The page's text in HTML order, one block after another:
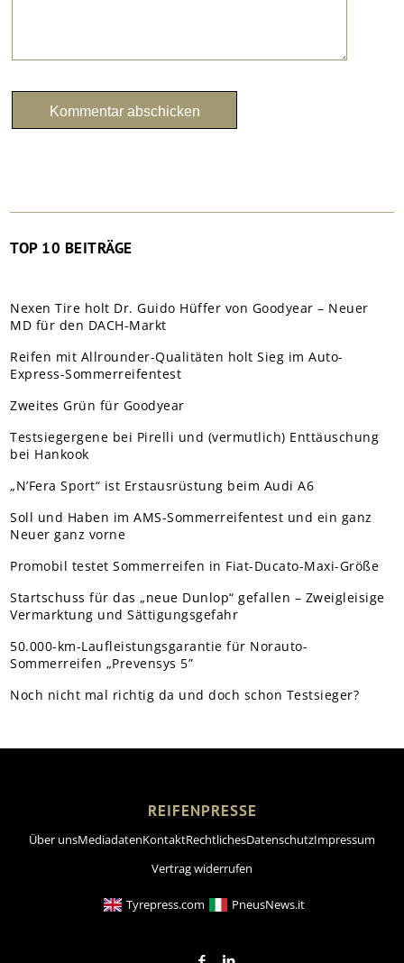
TOP 10 BEITRÄGE
Nexen Tire holt Dr. Guido Hüffer von Goodyear – Neuer
MD für den DACH-Markt
Reifen mit Allrounder-Qualitäten holt Sieg im Auto-
Express-Sommerreifentest
Zweites Grün für Goodyear
Testsiegergene bei Pirelli und (vermutlich) Enttäuschung
bei Hankook
„N’Fera Sport“ ist Erstausrüstung beim Audi A6
Soll und Haben im AMS-Sommerreifentest und ein ganz
Neuer ganz vorne
Promobil testet Sommerreifen in Fiat-Ducato-Maxi-Größe
Startschuss für das „neue Dunlop“ gefallen – Zweigleisige
Vermarktung und Sättigungsgefahr
50.000-km-Laufleistungsgarantie für Norauto-
Sommerreifen „Prevensys 5”
Noch nicht mal richtig da und doch schon Testsieger?
REIFENPRESSE
Über unsMediadatenKontaktRechtlichesDatenschutzImpressum
Vertrag widerrufen
Tyrepress.com PneusNews.it